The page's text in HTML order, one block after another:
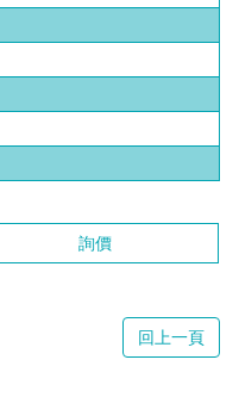
詢價
回上一頁